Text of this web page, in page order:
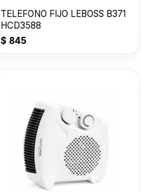
TELEFONO FIJO LEBOSS B371
HCD3588
$ 845